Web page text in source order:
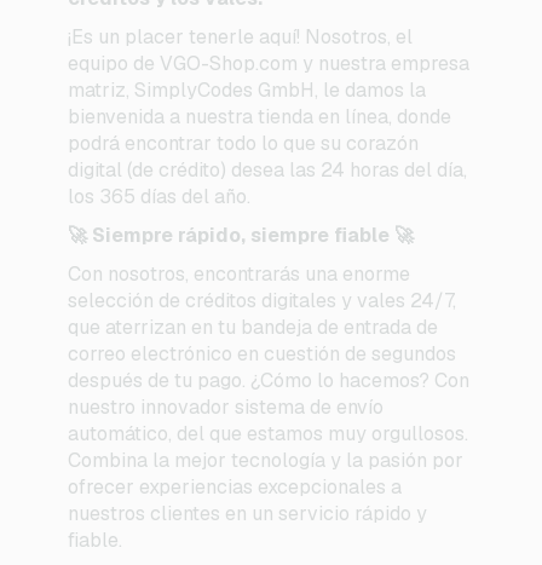
¡Es un placer tenerle aquí! Nosotros, el
equipo de VGO-Shop.com y nuestra empresa
matriz, SimplyCodes GmbH, le damos la
bienvenida a nuestra tienda en línea, donde
podrá encontrar todo lo que su corazón
digital (de crédito) desea las 24 horas del día,
los 365 días del año.
🚀 Siempre rápido, siempre fiable 🚀
Con nosotros, encontrarás una enorme
selección de créditos digitales y vales 24/7,
que aterrizan en tu bandeja de entrada de
correo electrónico en cuestión de segundos
después de tu pago. ¿Cómo lo hacemos? Con
nuestro innovador sistema de envío
automático, del que estamos muy orgullosos.
Combina la mejor tecnología y la pasión por
ofrecer experiencias excepcionales a
nuestros clientes en un servicio rápido y
fiable.